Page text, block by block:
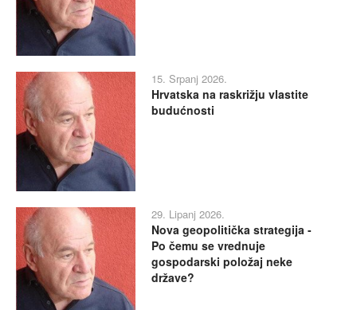
15. Srpanj 2026.
Hrvatska na raskrižju vlastite
budućnosti
29. Lipanj 2026.
Nova geopolitička strategija -
Po čemu se vrednuje
gospodarski položaj neke
države?